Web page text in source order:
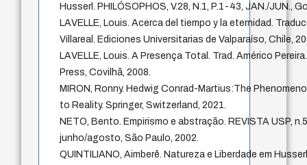
Husserl. PHILÓSOPHOS, V.28, N.1, P.1-43, JAN./JUN.,
LAVELLE, Louis. Acerca del tiempo y la eternidad.
Villareal. Ediciones Universitarias de Valparaíso, Chile,
LAVELLE, Louis. A Presença Total. Trad. Américo
Press, Covilhã, 2008.
MIRON, Ronny. Hedwig Conrad-Martius:The
to Reality. Springer, Switzerland, 2021.
NETO, Bento. Empirismo e abstração. REVISTA USP,
junho/agosto, São Paulo, 2002.
QUINTILIANO, Aimberê. Natureza e Liberdade em